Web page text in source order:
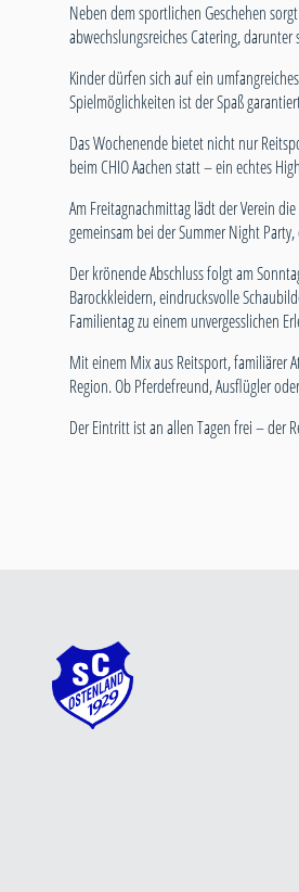
Neben dem sportlichen Geschehen
abwechslungsreiches Catering,
Kinder dürfen sich auf ein
Spielmöglichkeiten ist der Spaß
Das Wochenende bietet nicht nur
beim CHIO Aachen statt – ein echtes
Am Freitagnachmittag lädt der Verein
gemeinsam bei der Summer Night
Der krönende Abschluss folgt am
Barockkleidern, eindrucksvolle
Familientag zu einem unvergesslichen
Mit einem Mix aus Reitsport, familiärer
Region. Ob Pferdefreund, Ausflügler
Der Eintritt ist an allen Tagen frei – der